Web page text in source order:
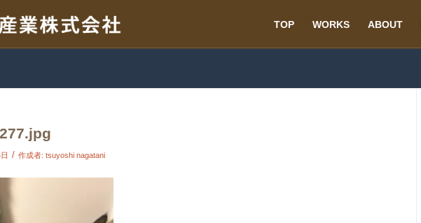
TOP WORKS ABOUT
/ 作成者: tsuyoshi nagatani